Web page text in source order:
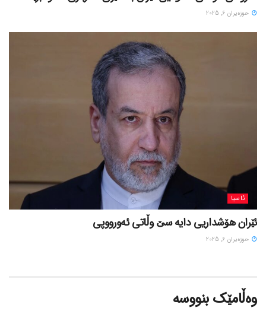
حوزه‌یران 6, 2025
ئاسیا
ئێران هۆشداریی دایە سێ وڵاتی ئەورووپی
حوزه‌یران 6, 2025
وەڵامێک بنووسە